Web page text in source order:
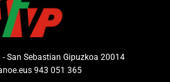
San Sebastian Gipuzkoa 20014
943 051 365